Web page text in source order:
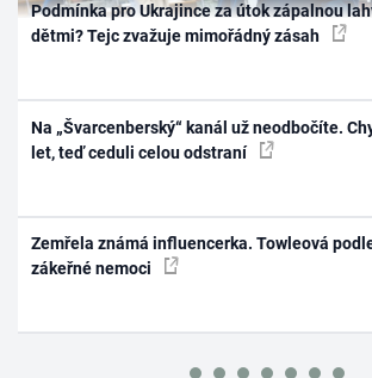
Podmínka pro Ukrajince za útok zápalnou
dětmi? Tejc zvažuje mimořádný zásah
Na „Švarcenberský“ kanál už neodbočíte.
let, teď ceduli celou odstraní
Zemřela známá influencerka. Towleová
zákeřné nemoci